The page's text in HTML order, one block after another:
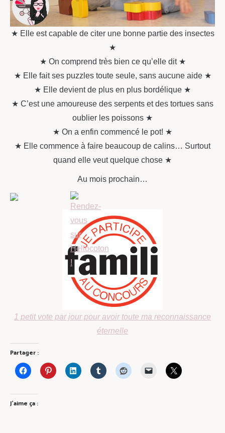
★ Elle est capable de citer une bonne partie des insectes
★
★ On comprend très bien ce qu’elle dit ★
★ Elle fait ses puzzles toute seule, sans aucune aide ★
★ Elle devient de plus en plus bordélique ★
★ C’est une amoureuse des serpents et des tortues sans
oublier les poissons ★
★ On a enfin commencé le pot! ★
★ Elle commence à faire beaucoup de calins… Surtout
quand elle veut quelque chose ★
Au mois prochain…
1 petit vote par jour pour avoir toute ma reconnaissance
éternelle
Partager :
J’aime ça :